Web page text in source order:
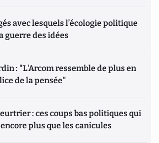
avec lesquels l’écologie politique
guerre des idées
: "L'Arcom ressemble de plus en
de la pensée"
: ces coups bas politiques qui
plus que les canicules